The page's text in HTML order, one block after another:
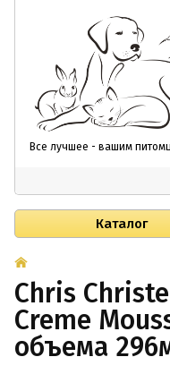
Все лучшее - вашим
Каталог
Chris
Creme
объема